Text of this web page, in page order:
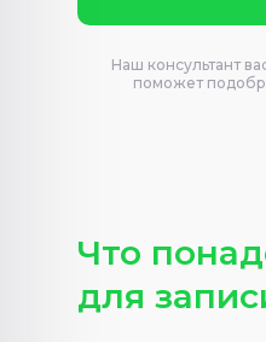
Наш консультант
поможет
Что
для